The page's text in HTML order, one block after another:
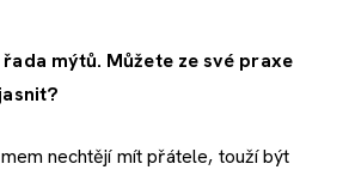
mýtů. Můžete ze své praxe
nechtějí mít přátele, touží být